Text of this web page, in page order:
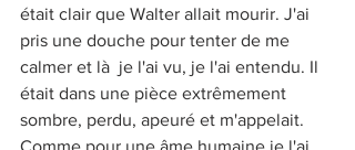
était clair que Walter allait mourir. J'ai
pris une douche pour tenter de me
calmer et là  je l'ai vu, je l'ai entendu. Il
était dans une pièce extrêmement
sombre, perdu, apeuré et m'appelait.
Comme pour une âme humaine je l'ai